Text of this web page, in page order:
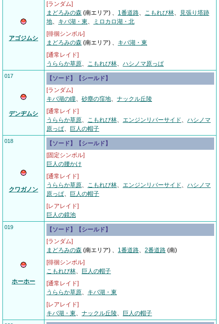
アゴジムシ
[ランダム]
まどろみの森 (南エリア) 、 1番道路、 こもれび林、
見張り塔跡
地、 キバ湖・東、
ミロカロ湖・北
[徘徊シンボル]
まどろみの森 (南エリア) 、 キバ湖・東
[通常レイド]
うららか草原、 こもれび林、 ハシノマ原っぱ
017
デンヂムシ
【ソード】【シールド】
[ランダム]
キバ湖の瞳、 砂塵の窪地、 ナックル丘陵
[通常レイド]
うららか草原、 こもれび林、 エンジンリバーサイド、 ハシノマ
原っぱ、 巨人の帽子
018
クワガノン
【ソード】【シールド】
[固定シンボル]
巨人の腰かけ
[通常レイド]
うららか草原、 こもれび林、 エンジンリバーサイド、 ハシノマ
原っぱ、
巨人の帽子
[レアレイド]
巨人の鏡池
019
ホーホー
【ソード】【シールド】
[ランダム]
まどろみの森 (南エリア) 、 1番道路、 2番道路 (南)
[徘徊シンボル]
こもれび林、
巨人の帽子
[通常レイド]
うららか草原、 キバ湖・東
[レアレイド]
キバ湖・東、 ナックル丘陵、 巨人の帽子